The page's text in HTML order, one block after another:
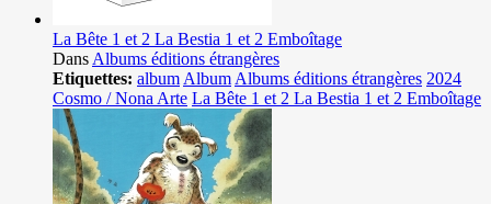
La Bête 1 et 2 La Bestia 1 et 2 Emboîtage
Dans Albums éditions étrangères
Etiquettes: album Album Albums éditions étrangères 2024
Cosmo / Nona Arte La Bête 1 et 2 La Bestia 1 et 2 Emboîtage